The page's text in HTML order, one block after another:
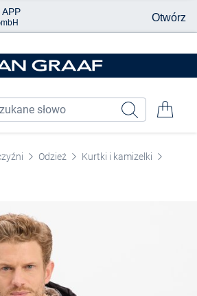
Odzież
Kurtki i kamizelki
APP Otwórz